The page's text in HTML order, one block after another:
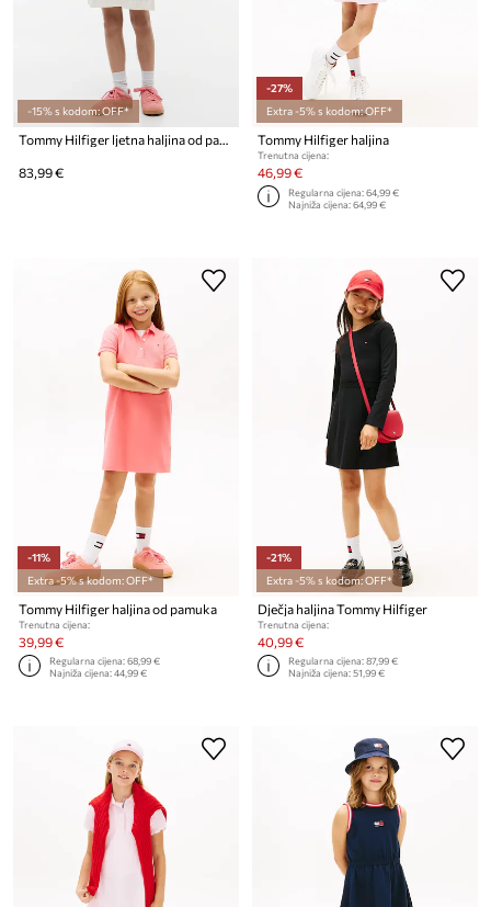
-15% s kodom: OFF*
Tommy Hilfiger ljetna haljina od pamuka
83,99 €
-27%
Extra -5% s kodom: OFF*
Tommy Hilfiger haljina
Trenutna cijena:
46,99 €
Regularna cijena:64,99 €
Najniža cijena:64,99 €
-11%
Extra -5% s kodom: OFF*
Tommy Hilfiger haljina od pamuka
Trenutna cijena:
39,99 €
Regularna cijena:68,99 €
Najniža cijena:44,99 €
-21%
Extra -5% s kodom: OFF*
Dječja haljina Tommy Hilfiger
Trenutna cijena:
40,99 €
Regularna cijena:87,99 €
Najniža cijena:51,99 €